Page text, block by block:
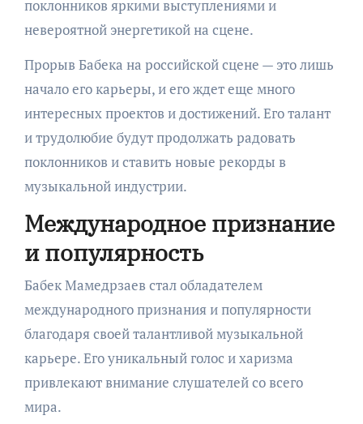
поклонников яркими выступлениями и
невероятной энергетикой на сцене.
Прорыв Бабека на российской сцене — это лишь
начало его карьеры, и его ждет еще много
интересных проектов и достижений. Его талант
и трудолюбие будут продолжать радовать
поклонников и ставить новые рекорды в
музыкальной индустрии.
Международное признание
и популярность
Бабек Мамедрзаев стал обладателем
международного признания и популярности
благодаря своей талантливой музыкальной
карьере. Его уникальный голос и харизма
привлекают внимание слушателей со всего
мира.